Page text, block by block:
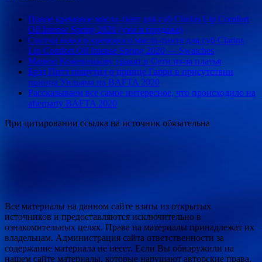
Новое кремовое масло-тинт для губ Clarins Lip Сomfort
Oil Intense Spring 2020 (уже в продаже)
Свотчи нового кремового масла-тинта для губ Clarins
Lip Сomfort Oil Intense Spring 2020 — Swatches
Марию Кожевникову травят в Сети из-за платья
Брэд Питт пошутил о принце Гарри в присутствии
принца Уильяма на BAFTA 2020
Рассказываем все самое интересное, что происходило на
afterparty BAFTA 2020
При цитировании ссылка на источник обязательна
Все материалы на данном сайте взяты из открытых
источников и предоставляются исключительно в
ознакомительных целях. Права на материалы принадлежат их
владельцам. Администрация сайта ответственности за
содержание материала не несет. Если Вы обнаружили на
нашем сайте материалы, которые нарушают авторские права,